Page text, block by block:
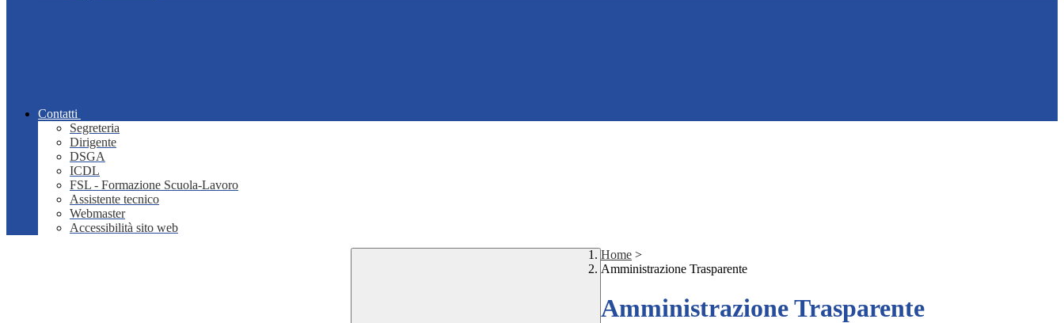
Contatti
Segreteria
Dirigente
DSGA
ICDL
FSL - Formazione Scuola-Lavoro
Assistente tecnico
Webmaster
Accessibilità sito web
Home >
Amministrazione Trasparente
Amministrazione Trasparente